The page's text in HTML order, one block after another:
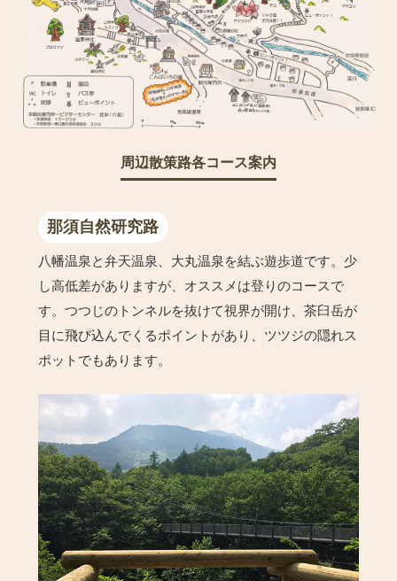
周辺散策路各コース案内
那須自然研究路
八幡温泉と弁天温泉、大丸温泉を結ぶ遊歩道です。少
し高低差がありますが、オススメは登りのコースで
す。つつじのトンネルを抜けて視界が開け、茶臼岳が
目に飛び込んでくるポイントがあり、ツツジの隠れス
ポットでもあります。